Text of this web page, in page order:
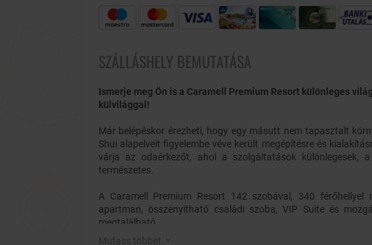
SZÁLLÁSHELY BEMUTATÁSA
Ismerje meg Ön is a Caramell Premium Resort különleges
külvilággal!
Már belépéskor érezheti, hogy egy másutt nem tapasztalt
Shui alapelveit figyelembe véve került megépítésre és
várja az odaérkezőt, ahol a szolgáltatások különlegesek,
természetes.
A Caramell Premium Resort 142 szobával, 340 férőhellyel
apartman, összenyitható családi szoba, VIP Suite és
megtalálható.
Mutass többet